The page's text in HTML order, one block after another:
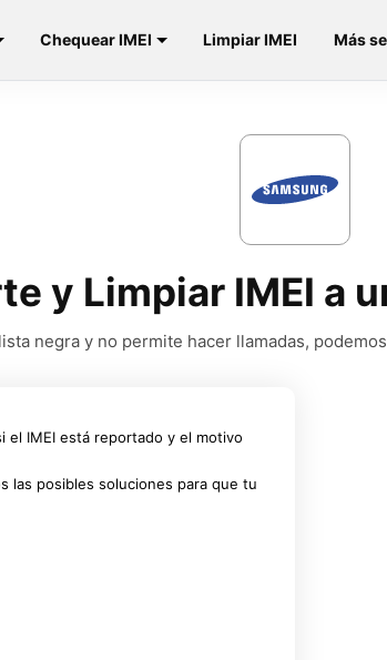
Chequear IMEI Limpiar IMEI Más
y Limpiar IMEI a
negra y no permite hacer llamadas,
IMEI está reportado y el motivo
las posibles soluciones para que tu